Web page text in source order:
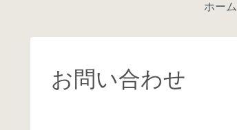
ホーム
お問い合わせ